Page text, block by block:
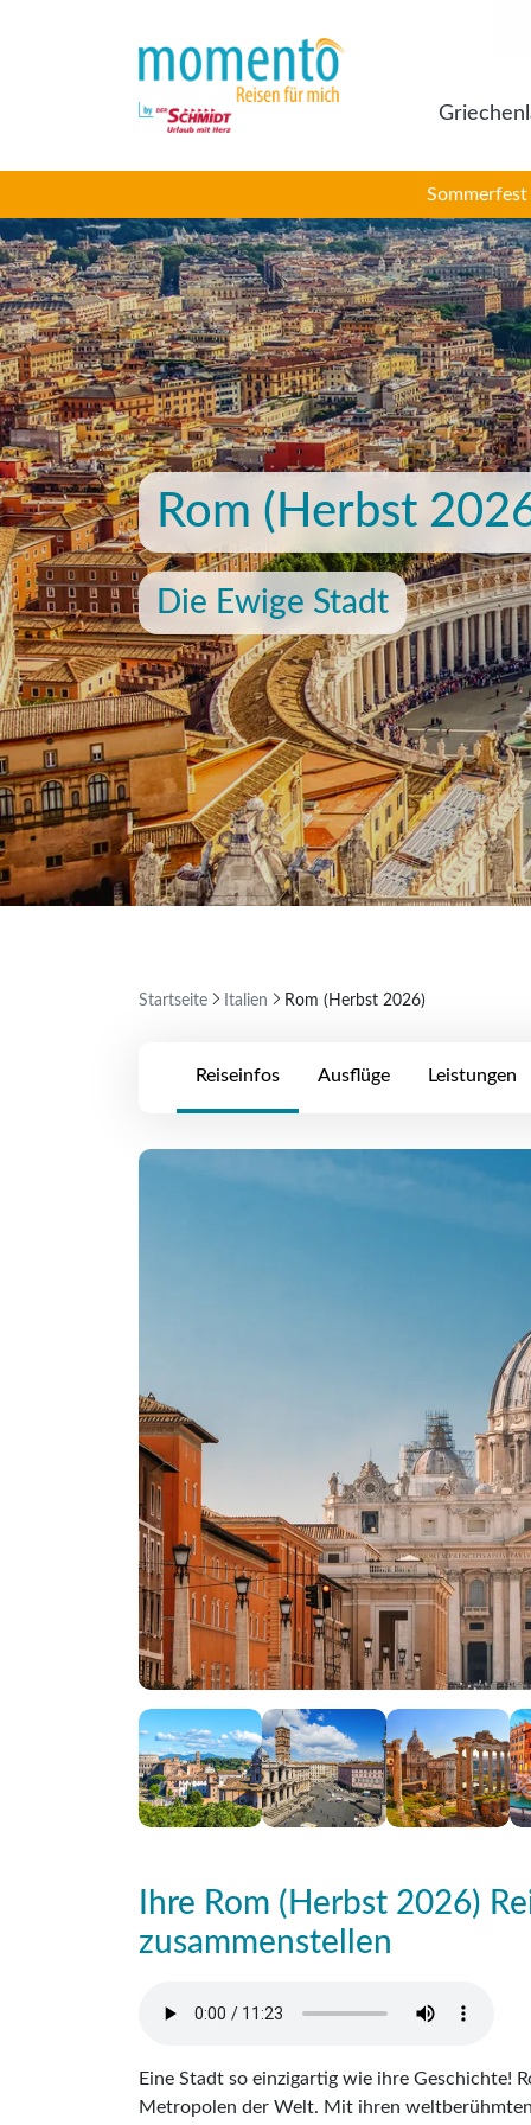
Rom (Herbst
Die Ewige Stadt
Startseite Italien Rom (Herbst 2026)
Reiseinfos Ausflüge Leistungen
Ihre Rom (Herbst 2026)
zusammenstellen
Eine Stadt so einzigartig wie ihre Geschichte!
Metropolen der Welt. Mit ihren